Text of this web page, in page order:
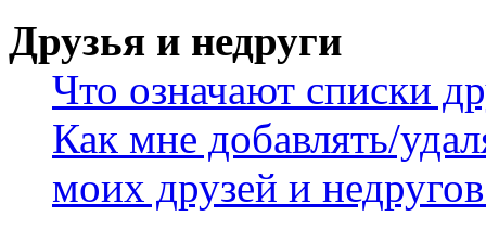
Друзья и недруги
Что означают списки
Как мне добавлять/
моих друзей и